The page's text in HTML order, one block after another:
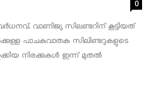
0
വാണിജ്യ സിലണ്ടറിന് കൂട്ടിയത്
പാചകവാതക സിലിണ്ടറുകളുടെ
നിരക്കുകൾ ഇന്ന് മുതൽ